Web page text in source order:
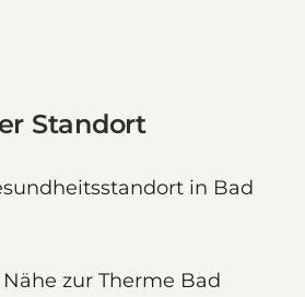
Standort
in Bad
zur Therme Bad